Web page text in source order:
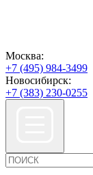
Москва:
+7 (495) 984-3499
Новосибирск:
+7 (383) 230-0255